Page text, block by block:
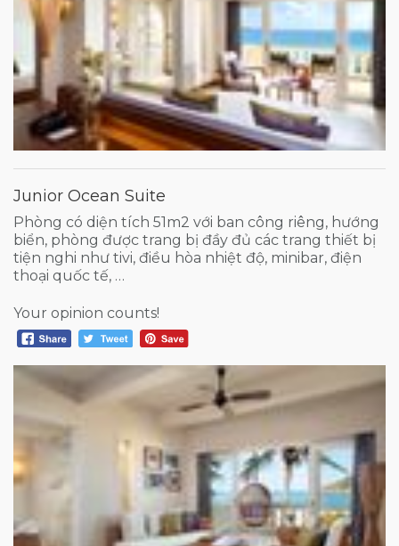
Junior Ocean Suite
Phòng có diện tích 51m2 với ban công riêng, hướng
biển, phòng được trang bị đầy đủ các trang thiết bị
tiện nghi như tivi, điều hòa nhiệt độ, minibar, điện
thoại quốc tế, …
Your opinion counts!